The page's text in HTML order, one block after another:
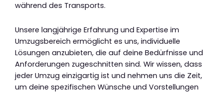
während des Transports.
Unsere langjährige Erfahrung und Expertise im
Umzugsbereich ermöglicht es uns, individuelle
Lösungen anzubieten, die auf deine Bedürfnisse und
Anforderungen zugeschnitten sind. Wir wissen, dass
jeder Umzug einzigartig ist und nehmen uns die Zeit,
um deine spezifischen Wünsche und Vorstellungen